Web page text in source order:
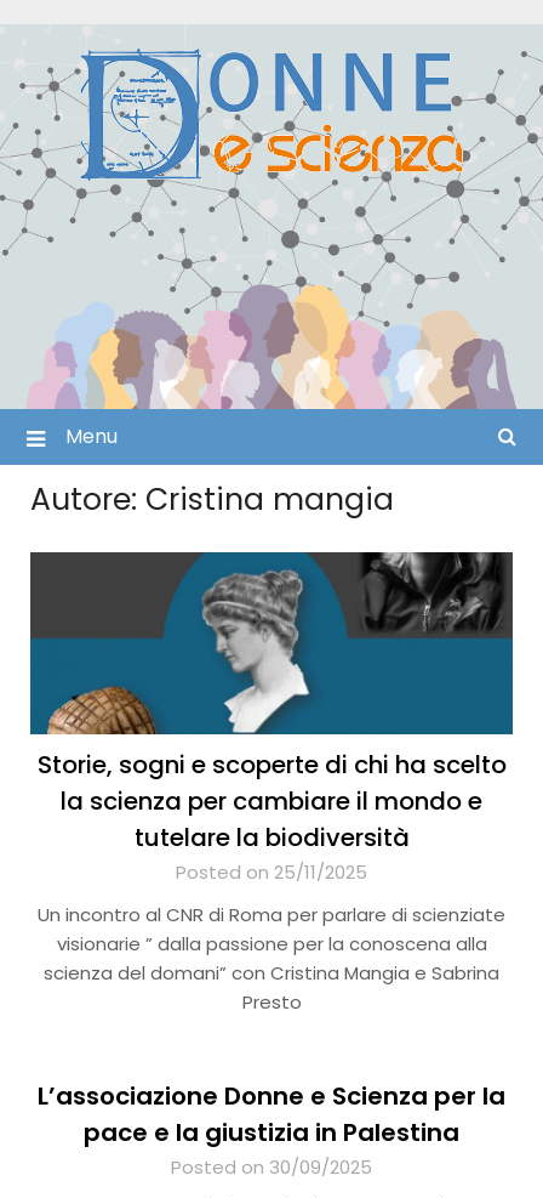
content
Menu
Autore: Cristina mangia
Storie, sogni e scoperte di chi ha scelto
la scienza per cambiare il mondo e
tutelare la biodiversità
Posted on 25/11/2025
Un incontro al CNR di Roma per parlare di scienziate
visionarie ” dalla passione per la conoscena alla
scienza del domani” con Cristina Mangia e Sabrina
Presto
L’associazione Donne e Scienza per la
pace e la giustizia in Palestina
Posted on 30/09/2025